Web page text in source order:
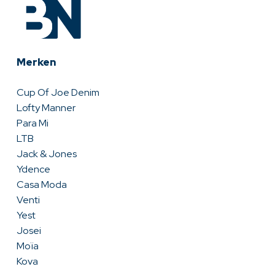
Merken
Cup Of Joe Denim
Lofty Manner
Para Mi
LTB
Jack & Jones
Ydence
Casa Moda
Venti
Yest
Josei
Moïa
Kova